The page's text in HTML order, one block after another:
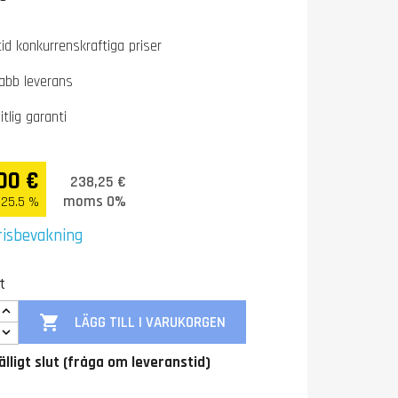
konkurrenskraftiga priser
leverans
garanti
€
%
238,25 €
moms 0%
 LÄGG TILL I VARUKORGEN
slut (fråga om leveranstid)